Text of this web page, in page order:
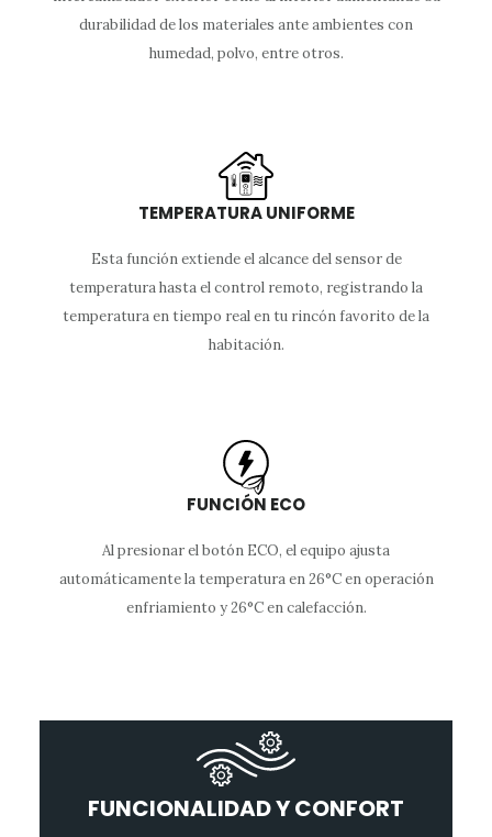
durabilidad de los materiales ante ambientes con
humedad, polvo, entre otros.
TEMPERATURA UNIFORME
Esta función extiende el alcance del sensor de
temperatura hasta el control remoto, registrando la
temperatura en tiempo real en tu rincón favorito de la
habitación.
FUNCIÓN ECO
Al presionar el botón ECO, el equipo ajusta
automáticamente la temperatura en 26°C en operación
enfriamiento y 26°C en calefacción.
FUNCIONALIDAD Y CONFORT